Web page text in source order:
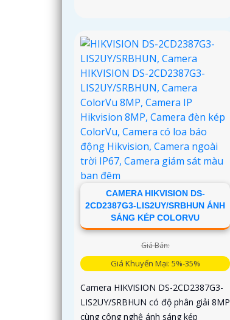
CAMERA HIKVISION DS-
2CD2387G3-LIS2UY/SRBHUN ÁNH
SÁNG KÉP COLORVU
Giá Bán:
Giá Khuyến Mại: 5%-35%
Camera HIKVISION DS-2CD2387G3-
LIS2UY/SRBHUN có độ phân giải 8MP
cùng công nghệ ánh sáng kép